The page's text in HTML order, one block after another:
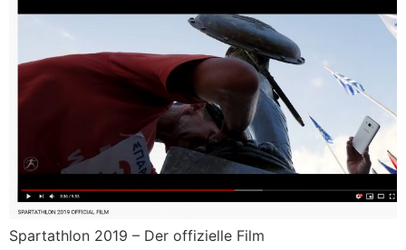
Spartathlon 2019 – Der offizielle Film